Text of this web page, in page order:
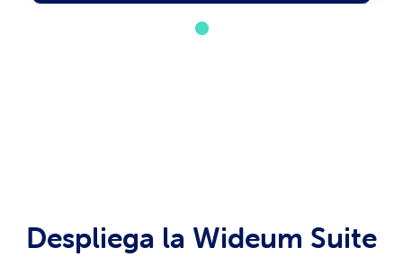
Despliega la Wideum Suite